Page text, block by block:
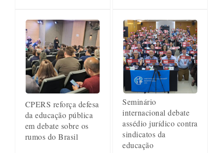
CPERS reforça defesa
da educação pública
em debate sobre os
rumos do Brasil
Seminário
internacional debate
assédio jurídico contra
sindicatos da
educação